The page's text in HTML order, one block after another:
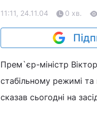
11:11, 24.11.04 0 хв.
Прем`єр-міністр
стабільному режимі та
сказав сьогодні на